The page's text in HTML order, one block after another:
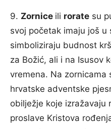
9. Zornice ili rorate su
svoj početak imaju još u
simboliziraju budnost
za Božić, ali i na Isusov
vremena. Na zornicama
hrvatske adventske
obilježje koje izražavaju
proslave Kristova